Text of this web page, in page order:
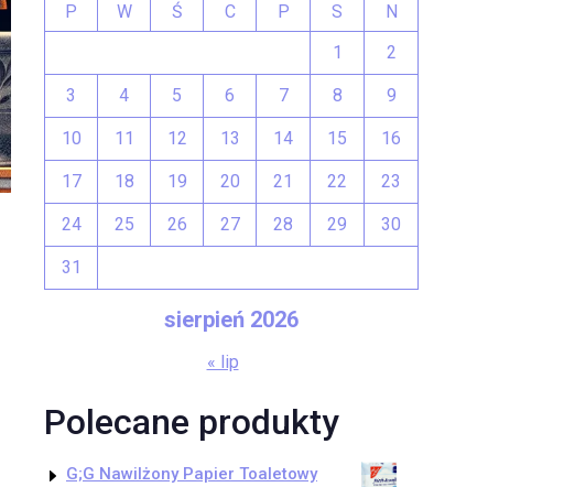
sierpień 2026
P W Ś C P S
N
1
2
3 4 5 6 7 8 9
10 11 12 13 14 15 16
17 18 19 20 21 22 23
24 25 26 27 28 29 30
31
« lip
Polecane produkty
G;G Nawilżony Papier Toaletowy